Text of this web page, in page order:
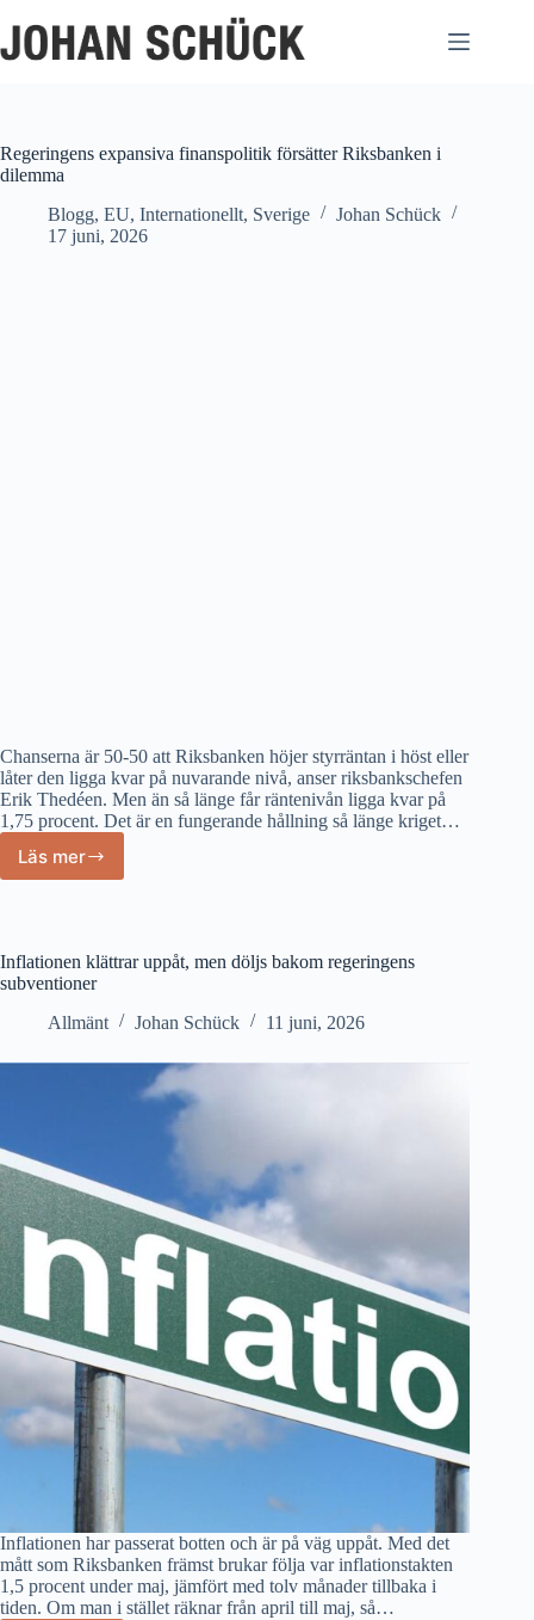
till
innehåll
Regeringens expansiva finanspolitik försätter Riksbanken i
dilemma
Blogg, EU, Internationellt, Sverige
Johan Schück
17 juni, 2026
Chanserna är 50-50 att Riksbanken höjer styrräntan i höst eller
låter den ligga kvar på nuvarande nivå, anser riksbankschefen
Erik Thedéen. Men än så länge får räntenivån ligga kvar på
1,75 procent. Det är en fungerande hållning så länge kriget…
Läs merRegeringens
Riksbanken
i
Inflationen klättrar uppåt, men döljs bakom regeringens
subventioner
Allmänt
Johan Schück 11 juni, 2026
Inflationen har passerat botten och är på väg uppåt. Med det
mått som Riksbanken främst brukar följa var inflationstakten
1,5 procent under maj, jämfört med tolv månader tillbaka i
tiden. Om man i stället räknar från april till maj, så…